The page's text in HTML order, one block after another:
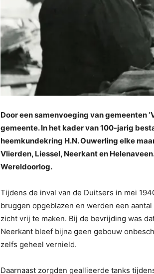
Door een samenvoeging van gemeenten
gemeente. In het kader van 100-jarig
heemkundekring H.N. Ouwerling elke
Vlierden, Liessel, Neerkant en
Wereldoorlog.
Tijdens de inval van de Duitsers in mei
bruggen opgeblazen en werden een
zicht vrij te maken. Bij de bevrijding was
Neerkant bleef bijna geen gebouw
zelfs geheel vernield.
Daarnaast zorgden geallieerde tanks